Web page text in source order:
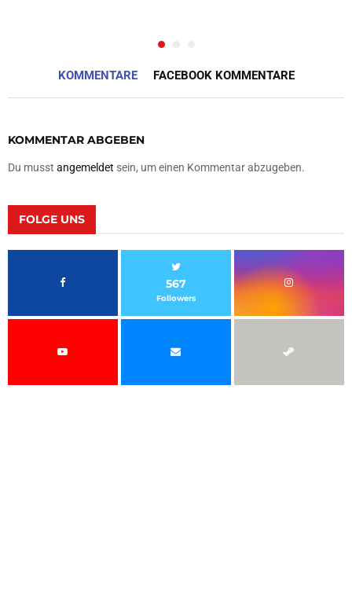
KOMMENTARE FACEBOOK KOMMENTARE
KOMMENTAR ABGEBEN
Du musst angemeldet sein, um einen Kommentar abzugeben.
FOLGE UNS
567
Followers